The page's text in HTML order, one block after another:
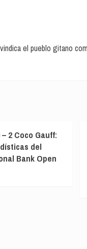
el pueblo gitano
2 Coco Gauff:
del
Bank Open